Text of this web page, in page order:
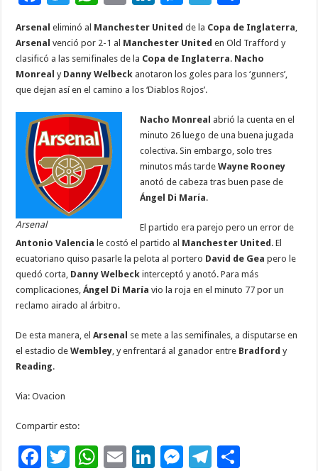
ac
e
b
o
o
k
wi
tt
er
at
sA
p
p
ai
l
n
k
e
dI
es
se
n
g
e
gr
a
m
p
ar
r
Arsenal eliminó al Manchester United de la Copa de Inglaterra,
Arsenal venció por 2-1 al Manchester United en Old Trafford y
clasificó a las semifinales de la Copa de Inglaterra. Nacho
Monreal y Danny Welbeck anotaron los goles para los ‘gunners’,
que dejan así en el camino a los ‘Diablos Rojos’.
Arsenal
Nacho Monreal abrió la cuenta en el
minuto 26 luego de una buena jugada
colectiva. Sin embargo, solo tres
minutos más tardeWayne Rooney
anotó de cabeza tras buen pase de
Ángel Di María.
El partido era parejo pero un error de
Antonio Valencia le costó el partido al Manchester United . El
ecuatoriano quiso pasarle la pelota al portero David de Gea pero le
quedó corta, Danny Welbeck interceptó y anotó. Para más
complicaciones,Ángel Di María vio la roja en el minuto 77 por un
reclamo airado al árbitro.
De esta manera, elArsenal se mete a las semifinales, a disputarse en
el estadio deWembley, y enfrentará al ganador entre Bradford y
Reading.
Via: Ovacion
Compartir esto:
F
T
W E
Li
M T